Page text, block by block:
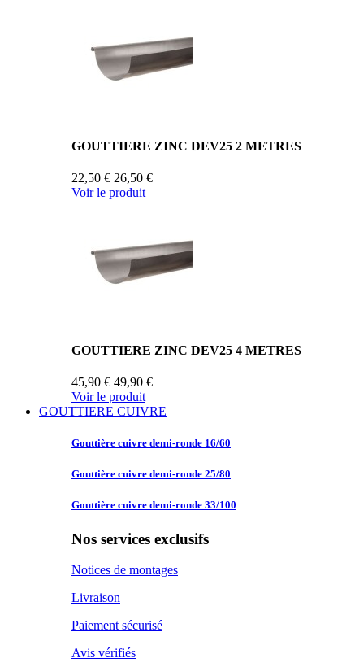
GOUTTIERE ZINC DEV25 2 METRES
22,50 € 26,50 €
Voir le produit
GOUTTIERE ZINC DEV25 4 METRES
45,90 € 49,90 €
Voir le produit
GOUTTIERE CUIVRE
Gouttière cuivre demi-ronde 16/60
Gouttière cuivre demi-ronde 25/80
Gouttière cuivre demi-ronde 33/100
Nos services exclusifs
Notices de montages
Livraison
Paiement sécurisé
Avis vérifiés